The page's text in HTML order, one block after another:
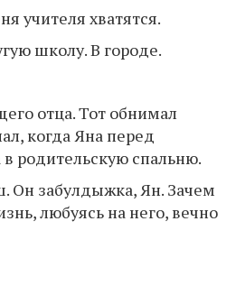
учителя хватятся.
школу. В городе.
отца. Тот обнимал
когда Яна перед
родительскую спальню.
Он забулдыжка, Ян. Зачем
любуясь на него, вечно